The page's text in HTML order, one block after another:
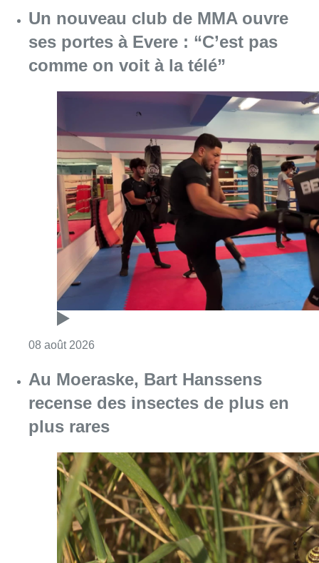
Un nouveau club de MMA ouvre
ses portes à Evere : “C’est pas
comme on voit à la télé”
08 août 2026
Au Moeraske, Bart Hanssens
recense des insectes de plus en
plus rares